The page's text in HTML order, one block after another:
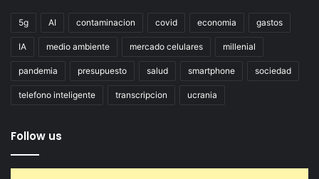
5g AI contaminacion covid economia gastos
IA medio ambiente mercado celulares millenial
pandemia presupuesto salud smartphone sociedad
telefono inteligente transcripcion ucrania
Follow us